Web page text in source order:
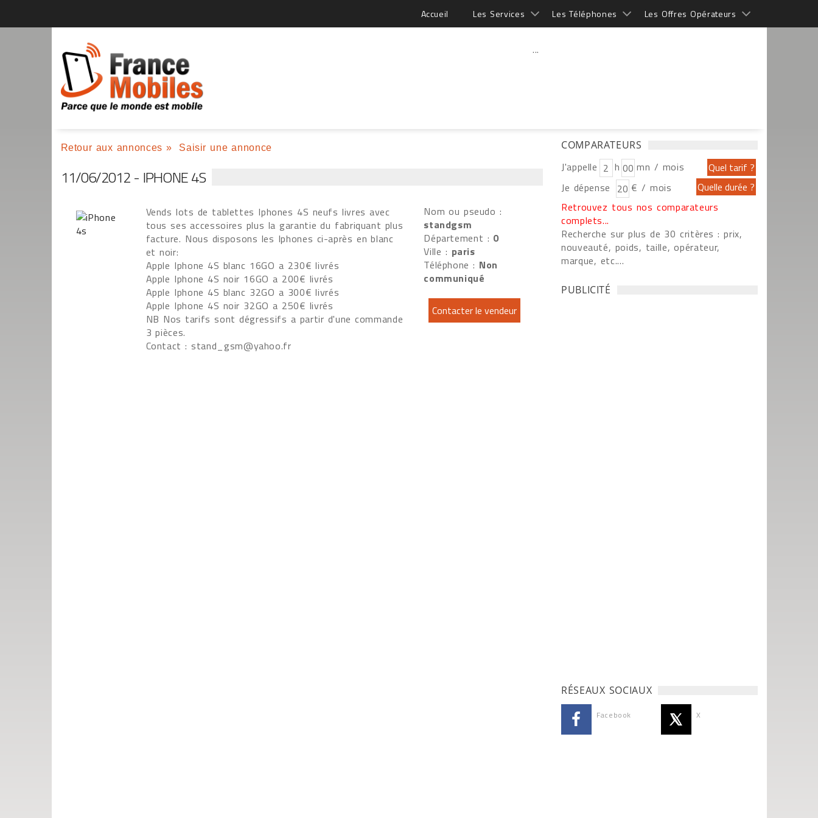
Accueil Les Services Les Téléphones Les Offres Opérateurs
...
Retour aux annonces » Saisir une annonce
11/06/2012 - IPHONE 4S
Vends lots de tablettes Iphones 4S neufs livres avec
tous ses accessoires plus la garantie du fabriquant plus
facture. Nous disposons les Iphones ci-après en blanc
et noir:
Apple Iphone 4S blanc 16GO a 230€ livrés
Apple Iphone 4S noir 16GO a 200€ livrés
Apple Iphone 4S blanc 32GO a 300€ livrés
Apple Iphone 4S noir 32GO a 250€ livrés
NB Nos tarifs sont dégressifs a partir d'une commande
3 pièces.
Contact : stand_gsm@yahoo.fr
Nom ou pseudo :
standgsm
Département : 0
Ville : paris
Téléphone : Non
communiqué
COMPARATEURS
J'appelle h
mn / mois
Je dépense
€ / mois
Retrouvez tous nos comparateurs
complets...
Recherche sur plus de 30 critères : prix,
nouveauté, poids, taille, opérateur,
marque, etc....
PUBLICITÉ
RÉSEAUX SOCIAUX
Facebook X